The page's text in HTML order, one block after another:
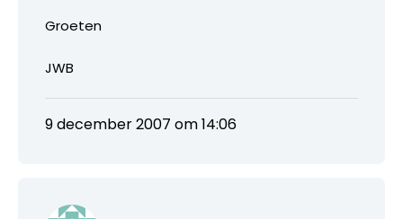
Groeten
JWB
9 december 2007 om 14:06